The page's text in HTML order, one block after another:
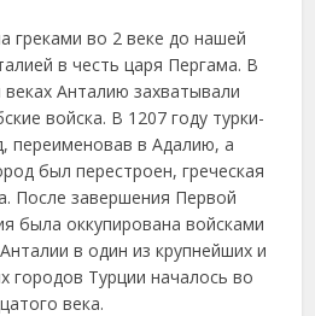
греками во 2 веке до нашей
в честь царя Пергама. В
Анталию захватывали
войска. В 1207 году турки-
переименовав в Адалию, а
был перестроен, греческая
После завершения Первой
была оккупирована войсками
в один из крупнейших и
городов Турции началось во
века.